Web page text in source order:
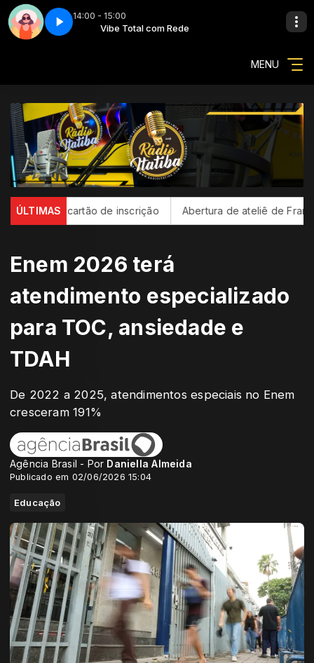
14:00 - 15:00
Vibe Total com Rede
Vibe total - Parte 1
MENU
ÚLTIMAS
cartão de inscrição Abertura de ateliê de Francisco
Enem 2026 terá
atendimento especializado
para TOC, ansiedade e
TDAH
De 2022 a 2025, atendimentos especiais no Enem
cresceram 191%
Agência Brasil - Por Daniella Almeida
Publicado em 02/06/2026 15:04
Educação